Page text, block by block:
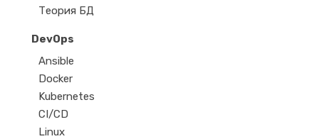
Теория БД
DevOps
Ansible
Docker
Kubernetes
CI/CD
Linux